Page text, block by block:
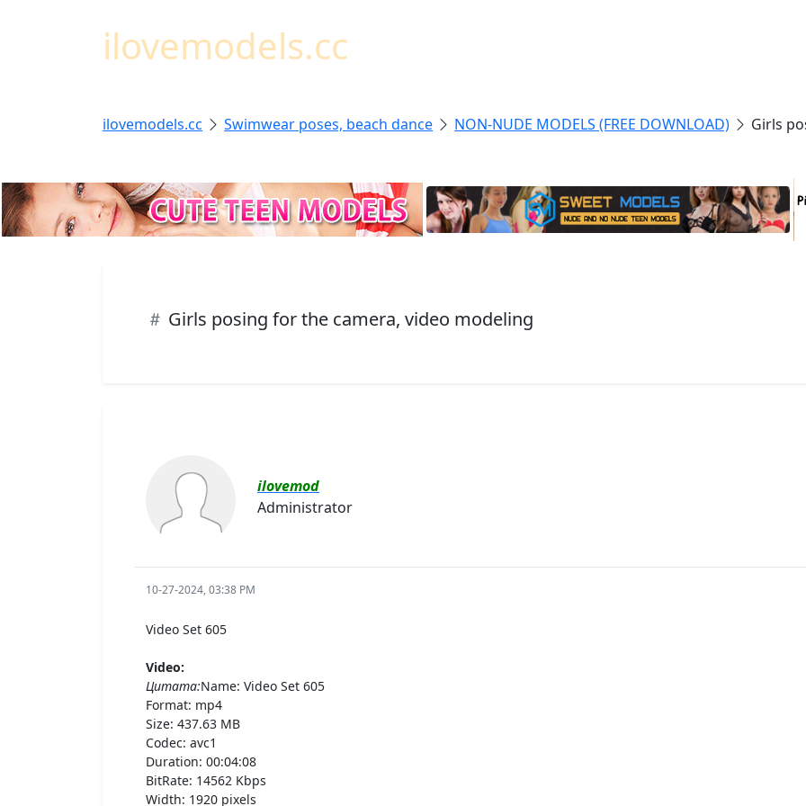
ilovemodels.cc
ilovemodels.cc Swimwear poses, beach dance NON-NUDE MODELS (FREE DOWNLOAD) Girls
Girls posing for the camera, video modeling
ilovemod
Administrator
10-27-2024, 03:38 PM
Video Set 605
Video:
Цитата:Name: Video Set 605
Format: mp4
Size: 437.63 MB
Codec: avc1
Duration: 00:04:08
BitRate: 14562 Kbps
Width: 1920 pixels